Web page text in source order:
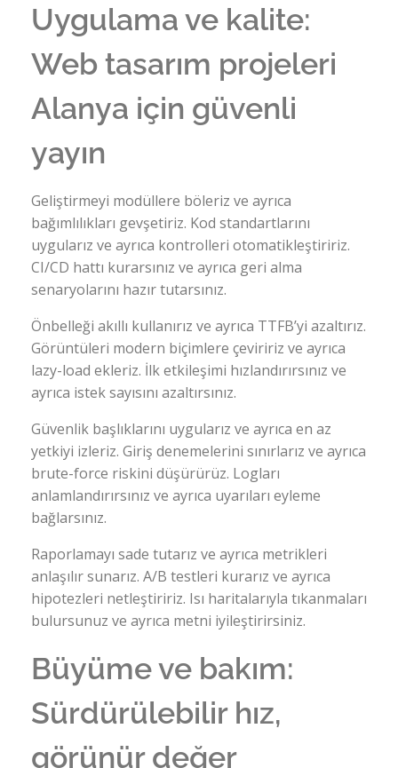
Uygulama ve kalite:
Web tasarım projeleri
Alanya için güvenli
yayın
Geliştirmeyi modüllere böleriz ve ayrıca
bağımlılıkları gevşetiriz. Kod standartlarını
uygularız ve ayrıca kontrolleri otomatikleştiririz.
CI/CD hattı kurarsınız ve ayrıca geri alma
senaryolarını hazır tutarsınız.
Önbelleği akıllı kullanırız ve ayrıca TTFB’yi azaltırız.
Görüntüleri modern biçimlere çeviririz ve ayrıca
lazy-load ekleriz. İlk etkileşimi hızlandırırsınız ve
ayrıca istek sayısını azaltırsınız.
Güvenlik başlıklarını uygularız ve ayrıca en az
yetkiyi izleriz. Giriş denemelerini sınırlarız ve ayrıca
brute-force riskini düşürürüz. Logları
anlamlandırırsınız ve ayrıca uyarıları eyleme
bağlarsınız.
Raporlamayı sade tutarız ve ayrıca metrikleri
anlaşılır sunarız. A/B testleri kurarız ve ayrıca
hipotezleri netleştiririz. Isı haritalarıyla tıkanmaları
bulursunuz ve ayrıca metni iyileştirirsiniz.
Büyüme ve bakım:
Sürdürülebilir hız,
görünür değer